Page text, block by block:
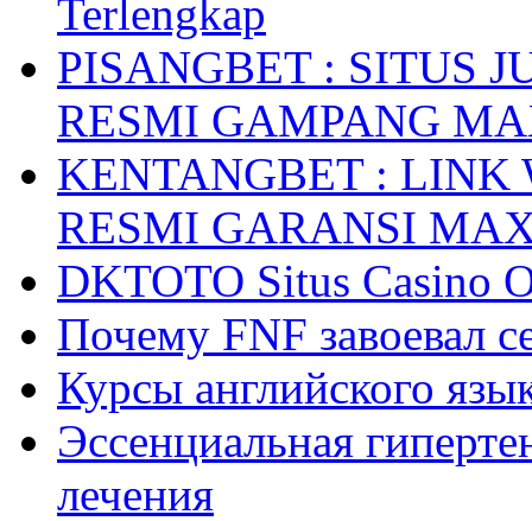
Terlengkap
PISANGBET : SITUS
RESMI GAMPANG
KENTANGBET : LINK
RESMI GARANSI
DKTOTO Situs Casino
Почему FNF завоевал
Курсы английского
Эссенциальная
лечения